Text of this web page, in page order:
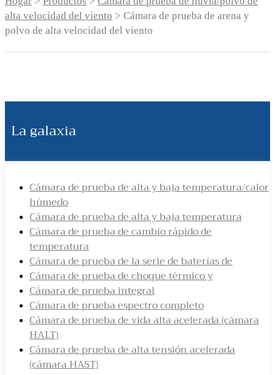
alta velocidad del viento > Cámara de prueba de arena y
polvo de alta velocidad del viento
La galaxia
Cámara de prueba de alta y baja temperatura/calor
húmedo
Cámara de prueba de alta y baja temperatura
Cámara de prueba de cambio rápido de
temperatura
Cámara de prueba de la serie de baterías de
Cámara de prueba de choque térmico y
Cámara de prueba integral
Cámara de prueba espectro completo
Cámara de prueba de vida alta acelerada (cámara
HALT)
Cámara de prueba de alta tensión acelerada
(cámara HAST)